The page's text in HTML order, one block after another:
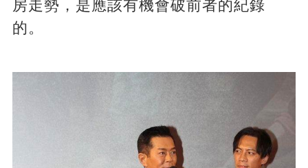
房走勢，是應該有機會破前者的紀錄
的。